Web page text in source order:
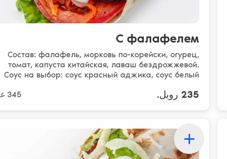
С фалафелем
Состав: фалафель, морковь по-корейски, огурец,
томат, капуста китайская, лаваш бездрожжевой.
Соус на выбор: соус красный аджика, соус белый
235 روبل. 345 غرام